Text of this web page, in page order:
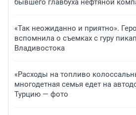
бывшего главбуха нефтяной
«Так неожиданно и приятно».
вспомнила о съемках с гуру
Владивостока
«Расходы на топливо
многодетная семья едет на
Турцию — фото